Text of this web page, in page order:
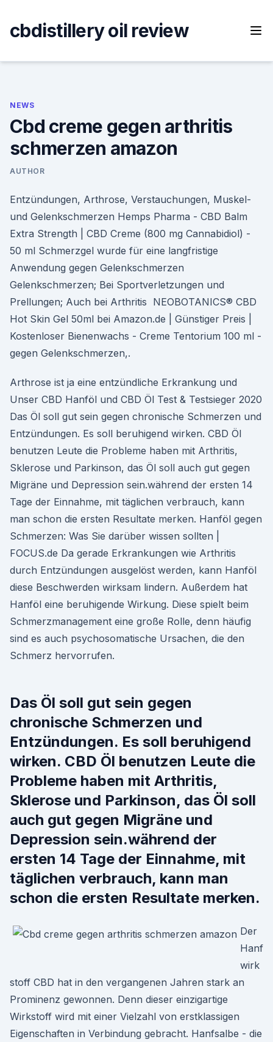
content
cbdistillery oil review
NEWS
Cbd creme gegen arthritis
schmerzen amazon
AUTHOR
Entzündungen, Arthrose, Verstauchungen, Muskel-
und Gelenkschmerzen Hemps Pharma - CBD Balm
Extra Strength | CBD Creme (800 mg Cannabidiol) -
50 ml Schmerzgel wurde für eine langfristige
Anwendung gegen Gelenkschmerzen
Gelenkschmerzen; Bei Sportverletzungen und
Prellungen; Auch bei Arthritis NEOBOTANICS® CBD
Hot Skin Gel 50ml bei Amazon.de | Günstiger Preis |
Kostenloser Bienenwachs - Creme Tentorium 100 ml -
gegen Gelenkschmerzen,.
Arthrose ist ja eine entzündliche Erkrankung und
Unser CBD Hanföl und CBD Öl Test & Testsieger 2020
Das Öl soll gut sein gegen chronische Schmerzen und
Entzündungen. Es soll beruhigend wirken. CBD Öl
benutzen Leute die Probleme haben mit Arthritis,
Sklerose und Parkinson, das Öl soll auch gut gegen
Migräne und Depression sein.während der ersten 14
Tage der Einnahme, mit täglichen verbrauch, kann
man schon die ersten Resultate merken. Hanföl gegen
Schmerzen: Was Sie darüber wissen sollten |
FOCUS.de Da gerade Erkrankungen wie Arthritis
durch Entzündungen ausgelöst werden, kann Hanföl
diese Beschwerden wirksam lindern. Außerdem hat
Hanföl eine beruhigende Wirkung. Diese spielt beim
Schmerzmanagement eine große Rolle, denn häufig
sind es auch psychosomatische Ursachen, die den
Schmerz hervorrufen.
Das Öl soll gut sein gegen
chronische Schmerzen und
Entzündungen. Es soll beruhigend
wirken. CBD Öl benutzen Leute die
Probleme haben mit Arthritis,
Sklerose und Parkinson, das Öl soll
auch gut gegen Migräne und
Depression sein.während der
ersten 14 Tage der Einnahme, mit
täglichen verbrauch, kann man
schon die ersten Resultate merken.
Der
Hanf
wirk
stoff CBD hat in den vergangenen Jahren stark an
Prominenz gewonnen. Denn dieser einzigartige
Wirkstoff wird mit einer Vielzahl von erstklassigen
Eigenschaften in Verbindung gebracht. Hanfsalbe - die